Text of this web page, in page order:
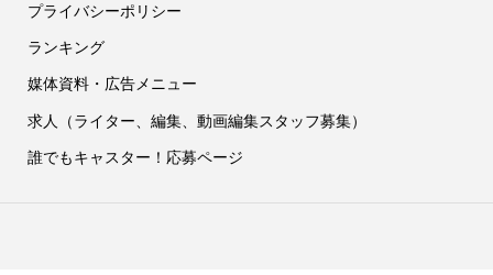
プライバシーポリシー
ランキング
媒体資料・広告メニュー
求人（ライター、編集、動画編集スタッフ募集）
誰でもキャスター！応募ページ